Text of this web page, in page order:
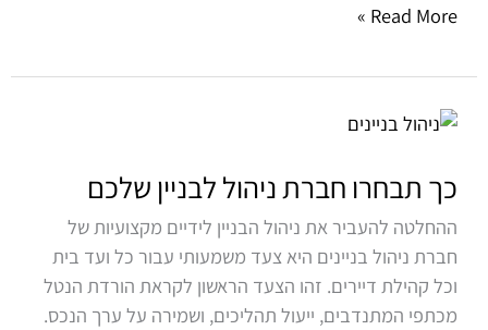
Read More »
כך תבחרו חברת ניהול לבניין שלכם
ההחלטה להעביר את ניהול הבניין לידיים מקצועיות של
חברת ניהול בניינים היא צעד משמעותי עבור כל ועד בית
וכל קהילת דיירים. זהו הצעד הראשון לקראת הורדת הנטל
מכתפי המתנדבים, ייעול תהליכים, ושמירה על ערך הנכס.
כך
חברת
ניהול
לבניין
שלכם